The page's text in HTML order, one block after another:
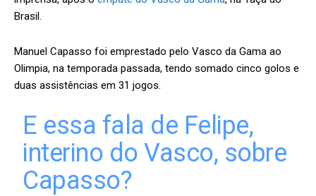
Brasil.
Manuel Capasso foi emprestado pelo Vasco da Gama ao
Olimpia, na temporada passada, tendo somado cinco golos e
duas assistências em 31 jogos.
E essa fala de Felipe,
interino do Vasco, sobre
Capasso?